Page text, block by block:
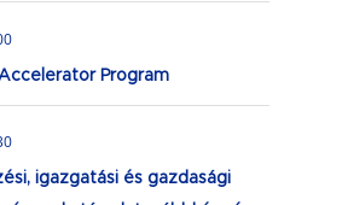
Accelerator Program
igazgatási és gazdasági